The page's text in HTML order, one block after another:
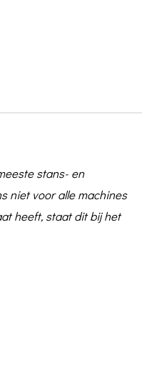
stans- en
niet voor alle machines
heeft, staat dit bij het